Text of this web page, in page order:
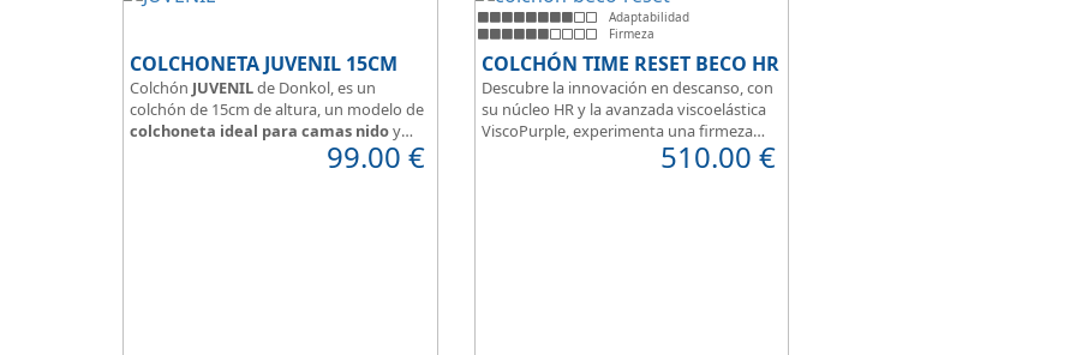
COLCHONETA JUVENIL 15CM
Colchón JUVENILde Donkol, es un
colchón de 15cm de altura, un modelo de
colchoneta ideal para camas nidoy
espacios con altura reducida.
núcleo de espuma de alta99.00 €
Adaptabilidad
Firmeza
COLCHÓN TIME RESET BECO HR
Descubre la innovación en descanso, con
su núcleo HR y la avanzada viscoelástica
ViscoPurple, experimenta una firmeza
media perfecta para un sueño reparador.
Disfruta de su transpirabilidad y gran
510.00 €